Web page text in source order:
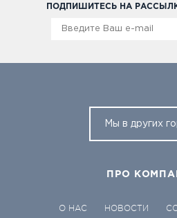
ПОДПИШИТЕСЬ НА
Мы в других
ПРО
О НАС НОВОСТИ